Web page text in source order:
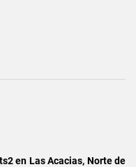
en Las Acacias, Norte de